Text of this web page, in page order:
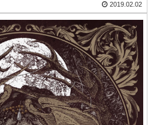
2019.02.02